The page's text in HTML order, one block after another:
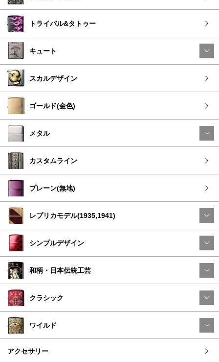
トライバル&タトゥー
キュート
スカルデザイン
ゴールド(金色)
メタル
カスタムライン
プレーン(無地)
レプリカモデル(1935,1941)
シンプルデザイン
和柄・日本伝統工芸
クラシック
ワイルド
アクセサリー